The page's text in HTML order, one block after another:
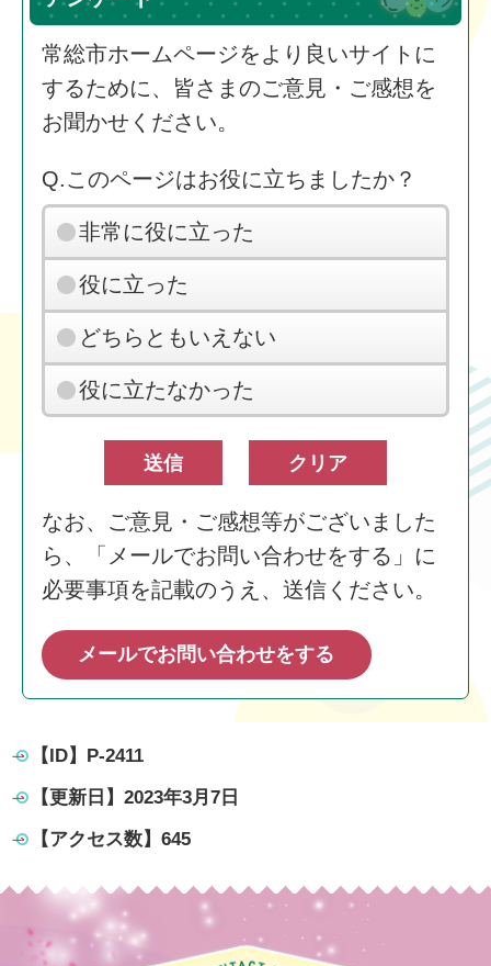
常総市ホームページをより良いサイトに
するために、皆さまのご意見・ご感想を
お聞かせください。
Q.このページはお役に立ちましたか？
非常に役に立った
役に立った
どちらともいえない
役に立たなかった
なお、ご意見・ご感想等がございました
ら、「メールでお問い合わせをする」に
必要事項を記載のうえ、送信ください。
メールでお問い合わせをする
【ID】 P-2411
【更新日】 2023年3月7日
【アクセス数】 645